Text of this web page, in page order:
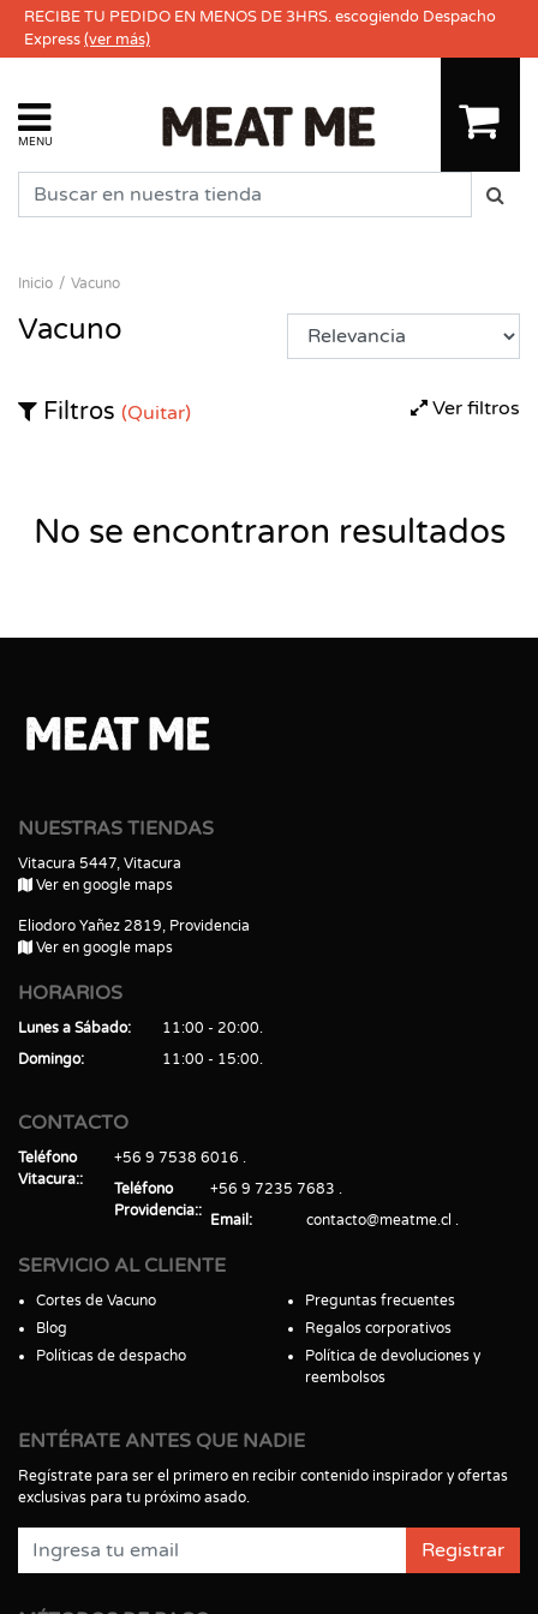
RECIBE TU PEDIDO EN MENOS DE 3HRS. escogiendo Despacho
Express(ver más)
MENU
Inicio Vacuno
Vacuno
Ver filtros
Filtros (Quitar)
No se encontraron resultados
NUESTRAS TIENDAS
Vitacura 5447, Vitacura
Ver en google maps
Eliodoro Yañez 2819, Providencia
Ver en google maps
HORARIOS
Lunes a Sábado
11:00 - 20:00
Domingo
11:00 - 15:00
CONTACTO
Teléfono
Vitacura:
+56 9 7538 6016
Teléfono
Providencia:
+56 9 7235 7683
Email
contacto@meatme.cl
SERVICIO AL CLIENTE
Cortes de Vacuno
Blog
Políticas de despacho
Preguntas frecuentes
Regalos corporativos
Política de devoluciones y
reembolsos
ENTÉRATE ANTES QUE NADIE
Regístrate para ser el primero en recibir contenido inspirador y ofertas
exclusivas para tu próximo asado.
Registrar